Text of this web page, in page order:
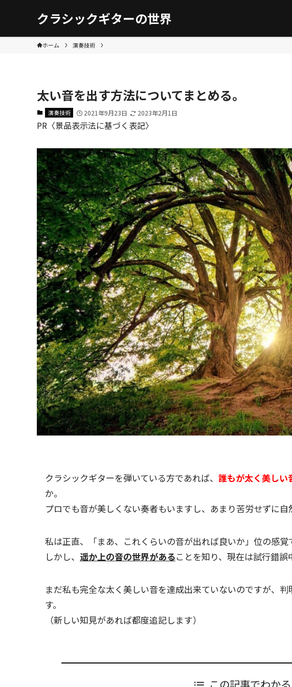
クラシックギターの世界
ホーム 演奏技術
太い音を出す方法についてまとめる。
演奏技術 2021年9月23日 2023年2月1日
PR〈景品表示法に基づく表記〉
クラシックギターを弾いている方であれば、 誰もが太く美しい
か。
プロでも音が美しくない奏者もいますし、あまり苦労せずに自
私は正直、「まあ、これくらいの音が出れば良いか」位の感覚
しかし、 遥か上の音の世界があることを知り、現在は試行錯誤
まだ私も完全な太く美しい音を達成出来ていないのですが、
す。
（新しい知見があれば都度追記します）
この記事でわか